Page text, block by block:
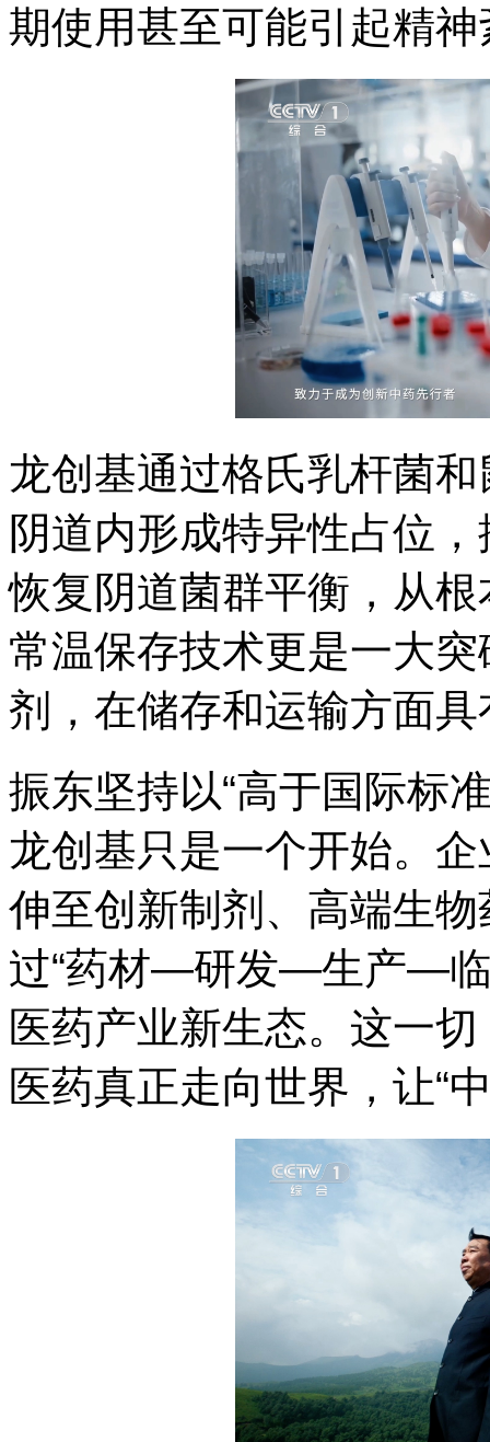
期使用甚至可能引起精
龙创基通过格氏乳杆菌
阴道内形成特异性占位
恢复阴道菌群平衡，从
常温保存技术更是一大
剂，在储存和运输方面
振东坚持以“高于国际标
龙创基只是一个开始。
伸至创新制剂、高端生
过“药材—研发—生产—
医药产业新生态。这一
医药真正走向世界，让“